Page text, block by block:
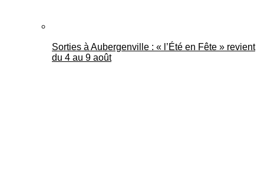
Sorties à Aubergenville : « l’Été en Fête » revient
du 4 au 9 août